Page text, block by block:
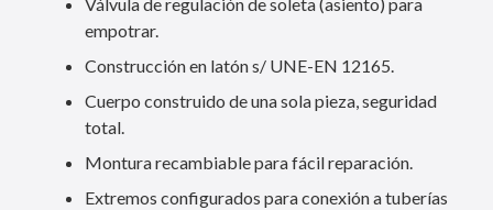
empotrar.
Construcción en latón s/ UNE-EN 12165.
Cuerpo construido de una sola pieza, seguridad
total.
Montura recambiable para fácil reparación.
Extremos configurados para conexión a tuberías